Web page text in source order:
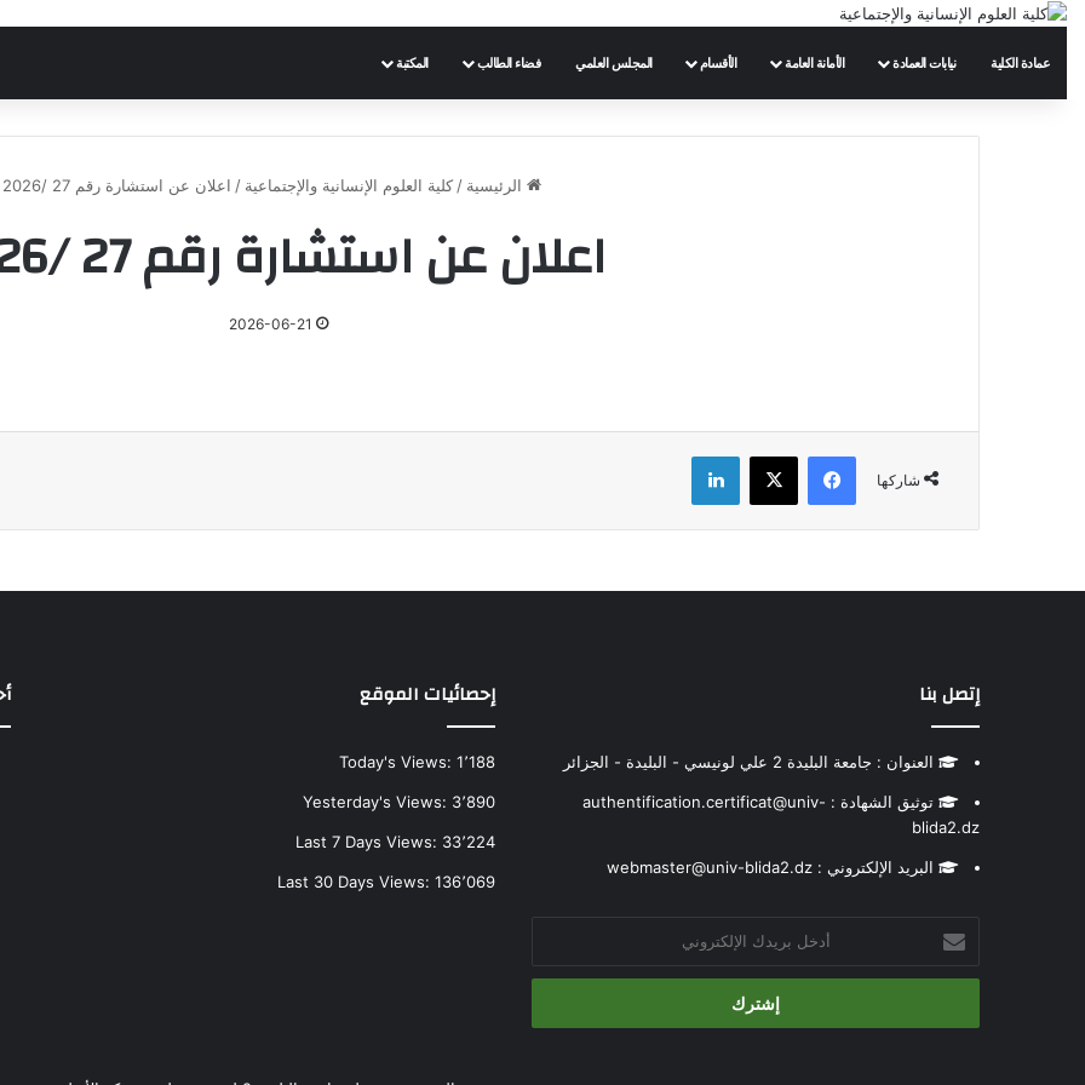
عمادة الكلية نيابات العمادة الأمانة العامة الأقسام المجلس العلمي فضاء الطالب المكتبة
الرئيسية / كلية العلوم الإنسانية والإجتماعية / اعلان عن استشارة رقم 27 /2026
اعلان عن استشارة رقم 27 /2026
2026-06-21
شاركها
فيسبوك
إتصل بنا
العنوان : جامعة البليدة 2 علي لونيسي - البليدة - الجزائر
توثيق الشهادة : authentification.certificat@univ-
blida2.dz
البريد الإلكتروني : webmaster@univ-blida2.dz
بريدك
الإلكتروني
إحصائيات الموقع
Today's Views:1٬188
Yesterday's Views: 3٬890
Last 7 Days Views: 33٬224
Last 30 Days Views:136٬069